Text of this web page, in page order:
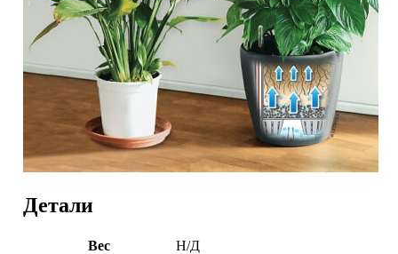
Детали
Вес
Н/Д